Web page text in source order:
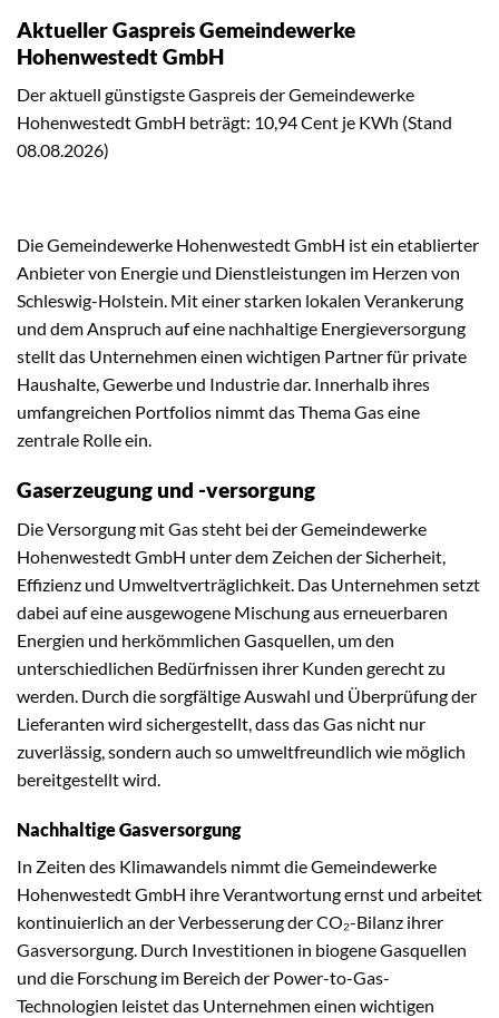
Aktueller Gaspreis Gemeindewerke
Hohenwestedt GmbH
Der aktuell günstigste Gaspreis der Gemeindewerke
Hohenwestedt GmbH beträgt: 10,94 Cent je KWh (Stand
08.08.2026)
Die Gemeindewerke Hohenwestedt GmbH ist ein etablierter
Anbieter von Energie und Dienstleistungen im Herzen von
Schleswig-Holstein. Mit einer starken lokalen Verankerung
und dem Anspruch auf eine nachhaltige Energieversorgung
stellt das Unternehmen einen wichtigen Partner für private
Haushalte, Gewerbe und Industrie dar. Innerhalb ihres
umfangreichen Portfolios nimmt das Thema Gas eine
zentrale Rolle ein.
Gaserzeugung und -versorgung
Die Versorgung mit Gas steht bei der Gemeindewerke
Hohenwestedt GmbH unter dem Zeichen der Sicherheit,
Effizienz und Umweltverträglichkeit. Das Unternehmen setzt
dabei auf eine ausgewogene Mischung aus erneuerbaren
Energien und herkömmlichen Gasquellen, um den
unterschiedlichen Bedürfnissen ihrer Kunden gerecht zu
werden. Durch die sorgfältige Auswahl und Überprüfung der
Lieferanten wird sichergestellt, dass das Gas nicht nur
zuverlässig, sondern auch so umweltfreundlich wie möglich
bereitgestellt wird.
Nachhaltige Gasversorgung
In Zeiten des Klimawandels nimmt die Gemeindewerke
Hohenwestedt GmbH ihre Verantwortung ernst und arbeitet
kontinuierlich an der Verbesserung der CO₂-Bilanz ihrer
Gasversorgung. Durch Investitionen in biogene Gasquellen
und die Forschung im Bereich der Power-to-Gas-
Technologien leistet das Unternehmen einen wichtigen